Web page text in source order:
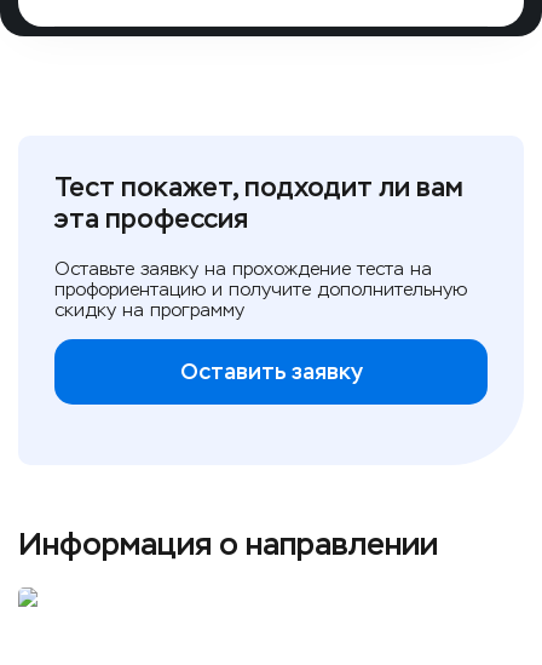
Тест покажет, подходит ли вам
эта профессия
Оставьте заявку на прохождение теста на
профориентацию и получите дополнительную
скидку на программу
Оставить заявку
Информация о направлении